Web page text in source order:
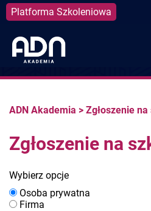
Platforma Szkoleniowa
content
ADN Akademia > Zgłoszenie
Zgłoszenie na
Wybierz opcje
Osoba prywatna
Firma